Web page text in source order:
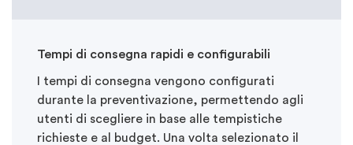
Tempi di consegna rapidi e configurabili
I tempi di consegna vengono configurati
durante la preventivazione, permettendo agli
utenti di scegliere in base alle tempistiche
richieste e al budget. Una volta selezionato il